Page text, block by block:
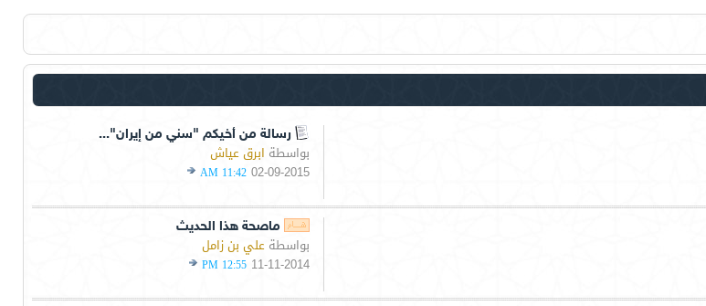
رسالة من أخيكم "سني من إيران"...
بواسطة ابرق عياش
02-09-2015
11:42 AM
ماصحة هذا الحديث
بواسطةعلي بن زامل
11-11-2014
12:55 PM